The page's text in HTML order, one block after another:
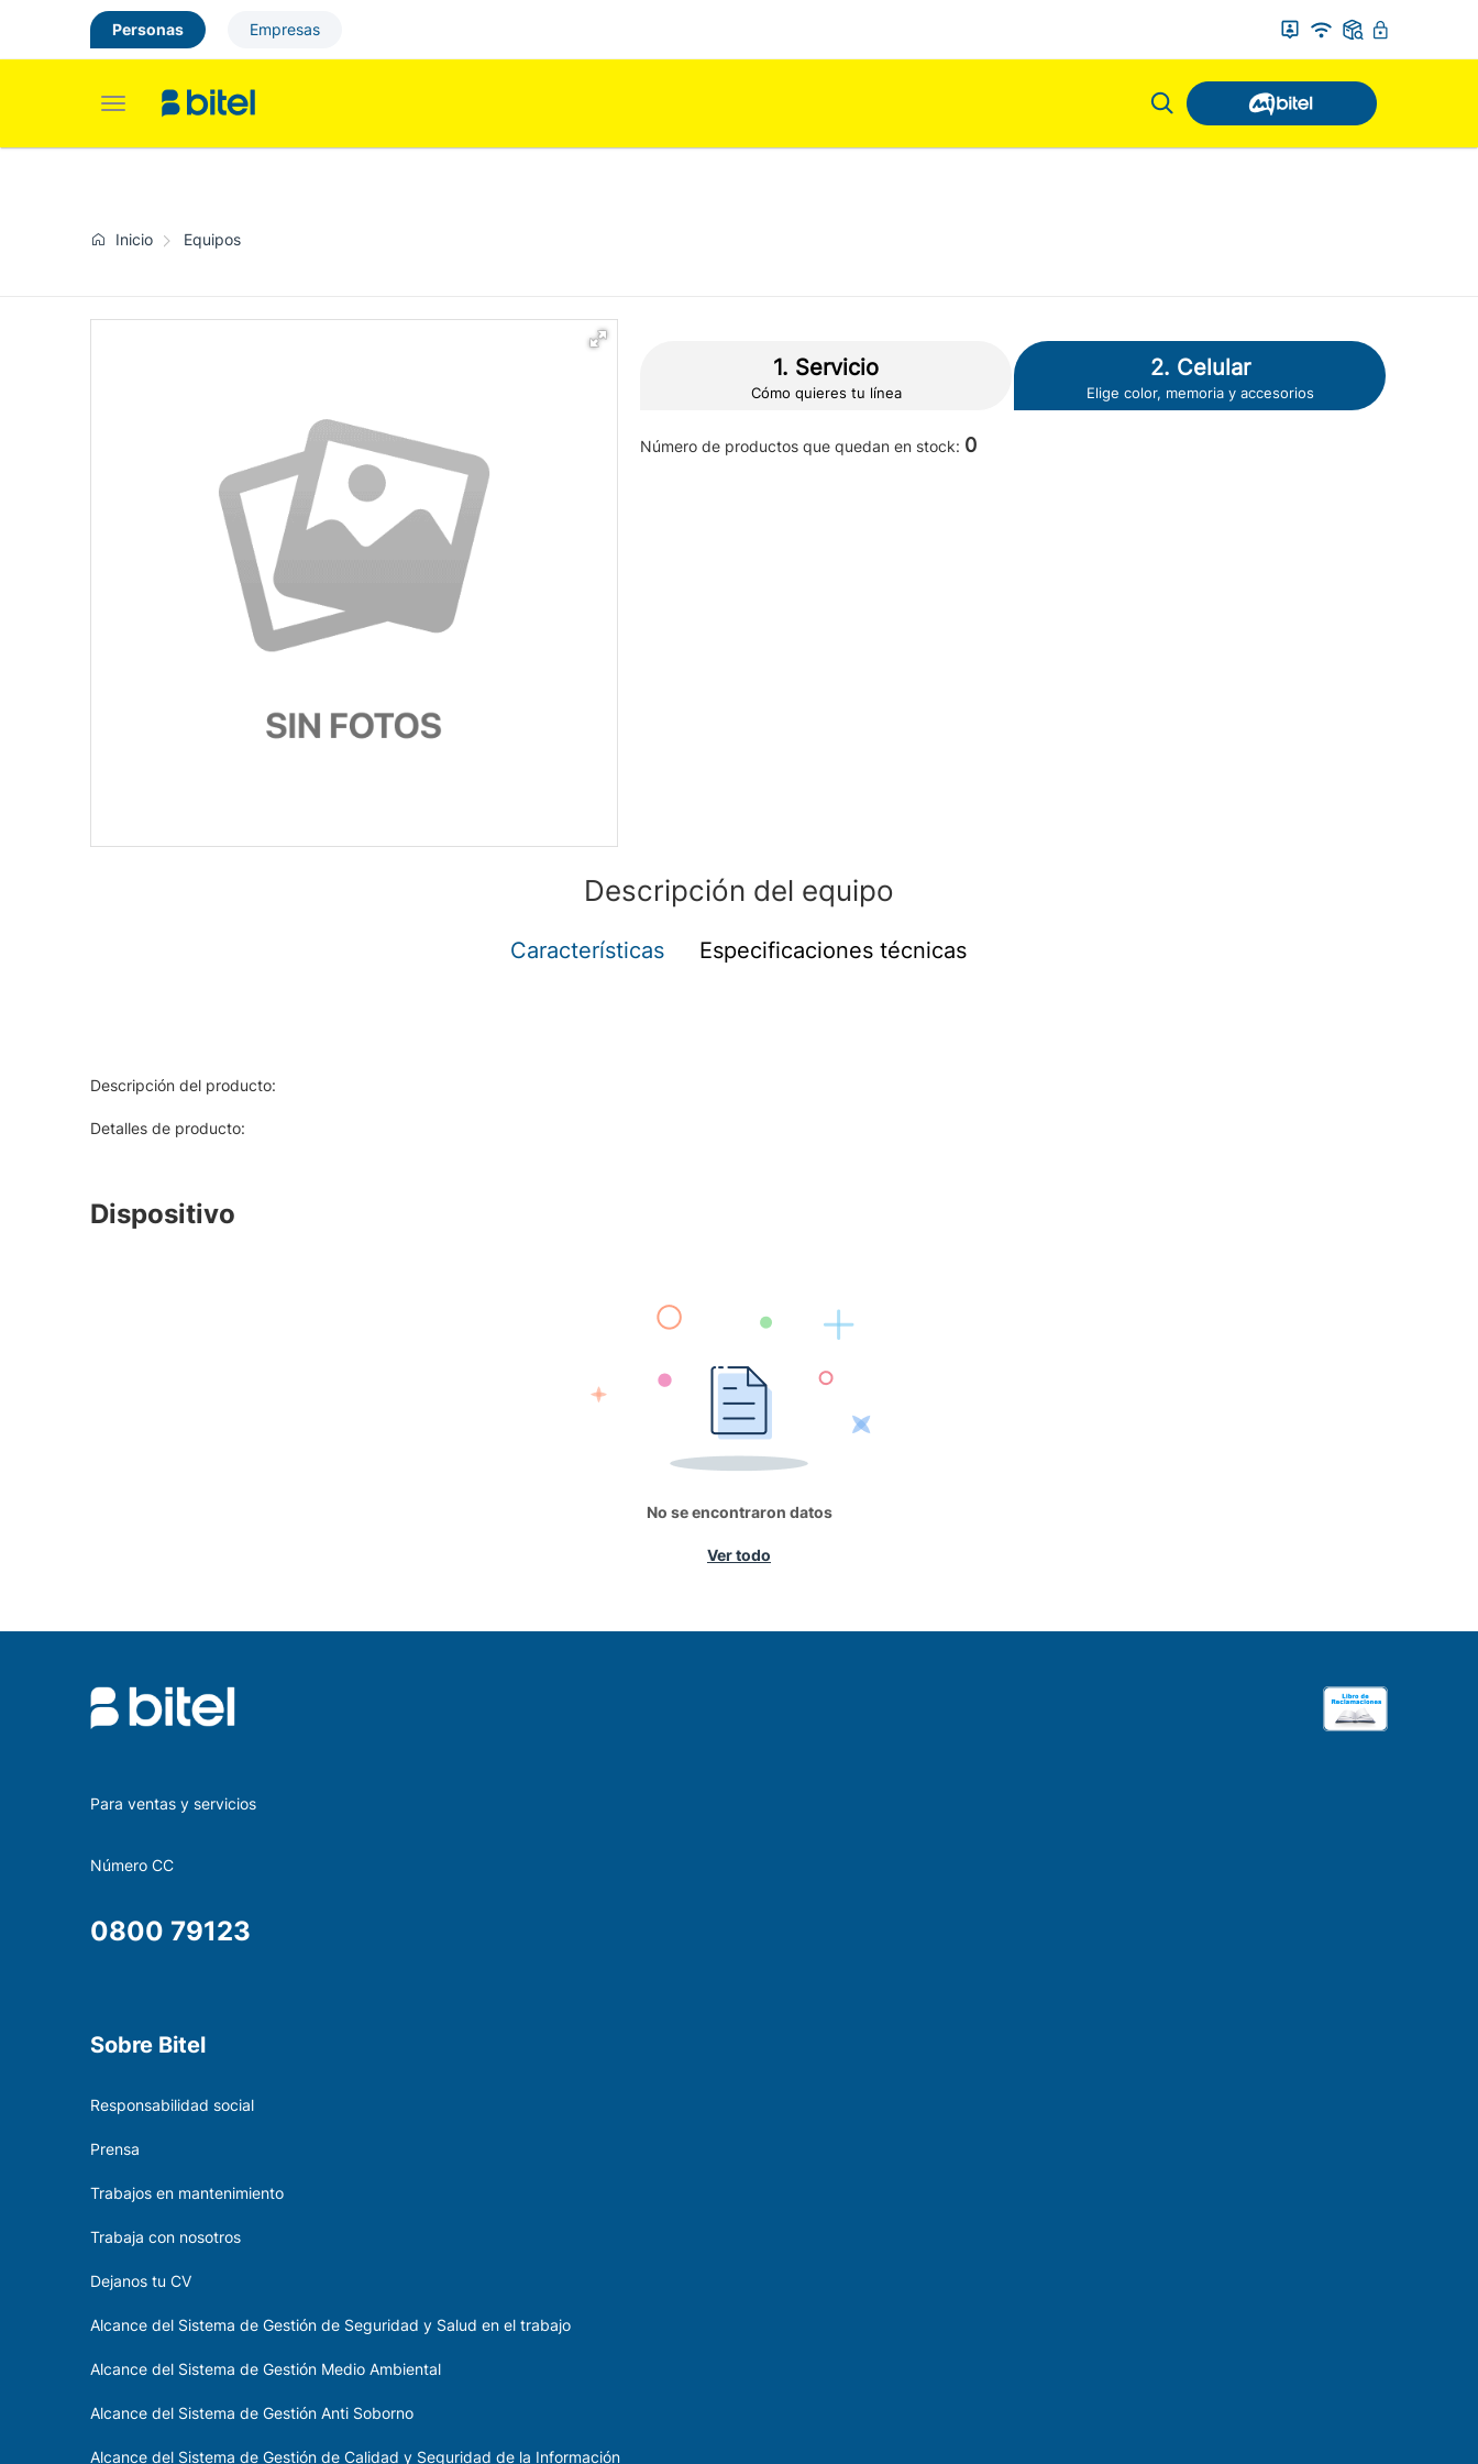
Personas Empresas
Toggle
Inicio Equipos
1. Servicio
Cómo quieres tu línea
2. Celular
Elige color, memoria y accesorios
Número de productos que quedan en stock: 0
Descripción del equipo
Características Especificaciones técnicas
Descripción del producto:
Detalles de producto:
Dispositivo
No se encontraron datos
Ver todo
Para ventas y servicios
Número CC
0800 79123
Sobre Bitel
Responsabilidad social
Prensa
Trabajos en mantenimiento
Trabaja con nosotros
Dejanos tu CV
Alcance del Sistema de Gestión de Seguridad y Salud en el trabajo
Alcance del Sistema de Gestión Medio Ambiental
Alcance del Sistema de Gestión Anti Soborno
Alcance del Sistema de Gestión de Calidad y Seguridad de la Información